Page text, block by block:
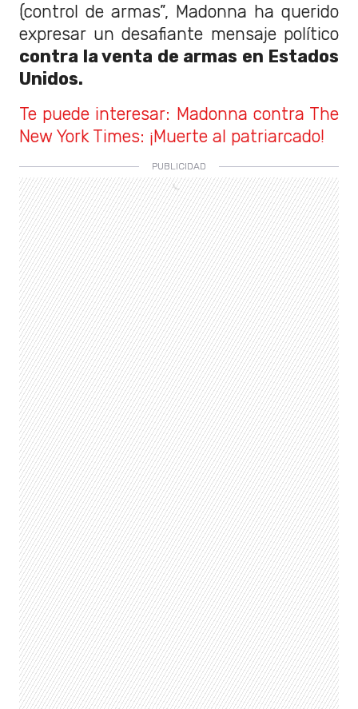
(control de armas”, Madonna ha querido
expresar un desafiante mensaje político
contra la venta de armas en Estados
Unidos.
Te puede interesar: Madonna contra The
New York Times: ¡Muerte al patriarcado!